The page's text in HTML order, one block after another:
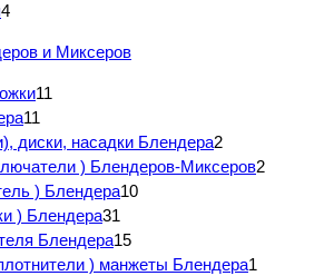
4
и Миксеров
11
11
диски, насадки Блендера2
) Блендеров-Миксеров2
) Блендера10
) Блендера31
Блендера15
) манжеты Блендера1